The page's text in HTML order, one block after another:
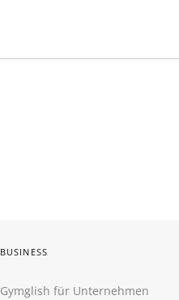
BUSINESS
Gymglish für Unternehmen